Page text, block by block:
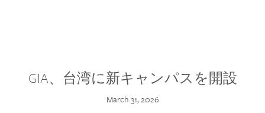
GIA、台湾に新キャンパスを開設
March 31, 2026